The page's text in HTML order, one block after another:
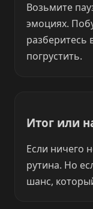
Возьмите
эмоциях.
разберитесь
погрустить.
Итог или
Если ничего
рутина. Но
шанс,